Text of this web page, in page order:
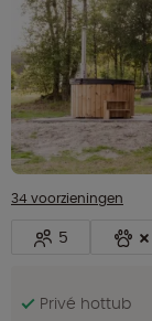
34 voorzieningen
5
Privé hottub